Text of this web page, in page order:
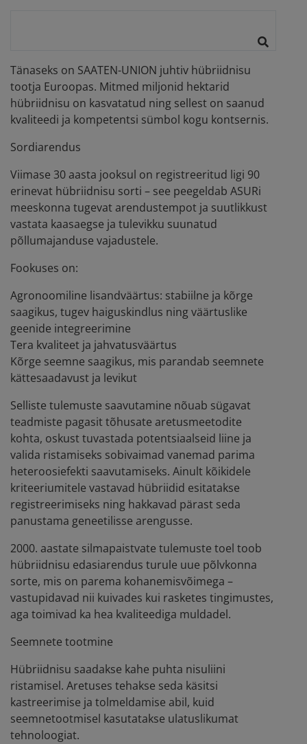
Tänaseks on SAATEN-UNION juhtiv hübriidnisu
tootja Euroopas. Mitmed miljonid hektarid
hübriidnisu on kasvatatud ning sellest on saanud
kvaliteedi ja kompetentsi sümbol kogu kontsernis.
Sordiarendus
Viimase 30 aasta jooksul on registreeritud ligi 90
erinevat hübriidnisu sorti – see peegeldab ASURi
meeskonna tugevat arendustempot ja suutlikkust
vastata kaasaegse ja tulevikku suunatud
põllumajanduse vajadustele.
Fookuses on:
Agronoomiline lisandväärtus: stabiilne ja kõrge
saagikus, tugev haiguskindlus ning väärtuslike
geenide integreerimine
Tera kvaliteet ja jahvatusväärtus
Kõrge seemne saagikus, mis parandab seemnete
kättesaadavust ja levikut
Selliste tulemuste saavutamine nõuab sügavat
teadmiste pagasit tõhusate aretusmeetodite
kohta, oskust tuvastada potentsiaalseid liine ja
valida ristamiseks sobivaimad vanemad parima
heteroosiefekti saavutamiseks. Ainult kõikidele
kriteeriumitele vastavad hübriidid esitatakse
registreerimiseks ning hakkavad pärast seda
panustama geneetilisse arengusse.
2000. aastate silmapaistvate tulemuste toel toob
hübriidnisu edasiarendus turule uue põlvkonna
sorte, mis on parema kohanemisvõimega –
vastupidavad nii kuivades kui rasketes tingimustes,
aga toimivad ka hea kvaliteediga muldadel.
Seemnete tootmine
Hübriidnisu saadakse kahe puhta nisuliini
ristamisel. Aretuses tehakse seda käsitsi
kastreerimise ja tolmeldamise abil, kuid
seemnetootmisel kasutatakse ulatuslikumat
tehnoloogiat.